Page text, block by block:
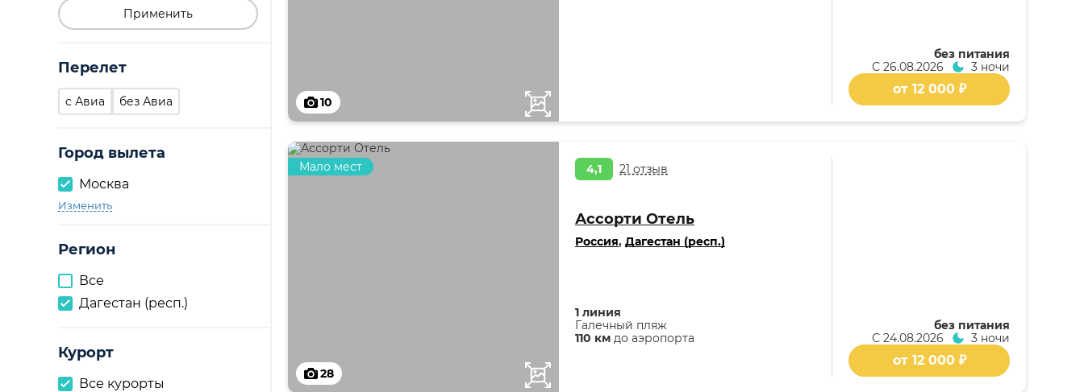
Применить
Перелет
c Авиа без Авиа
Город вылета
Москва
Изменить
Регион
Все
Дагестан (респ.)
Курорт
Все курорты
10
без питания
С 26.08.2026 3 ночи
от 12 000 ₽
28
Мало мест 4,1 21 отзыв
Ассорти Отель
Россия, Дагестан (респ.)
1 линия
Галечный пляж
110 км до аэропорта
без питания
С 24.08.2026 3 ночи
от 12 000 ₽